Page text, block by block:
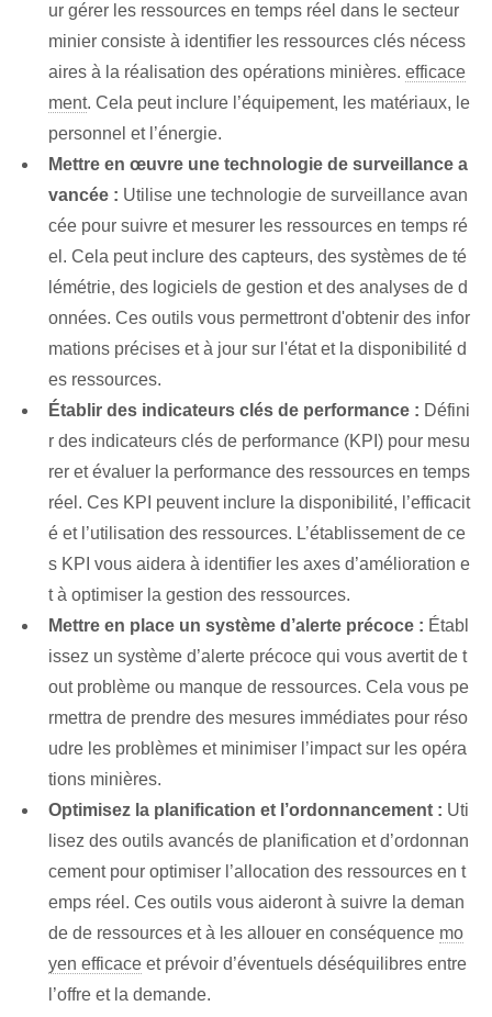
ur gérer les ressources en temps réel dans le secteur
minier consiste à identifier les ressources clés nécess
aires à la réalisation des opérations minières. efficace
ment. Cela peut inclure l’équipement, les matériaux, le
personnel et l’énergie.
Mettre en œuvre une technologie de surveillance a
vancée : Utilise une technologie de surveillance avan
cée pour suivre et mesurer les ressources en temps ré
el. Cela peut inclure des capteurs, des systèmes de té
lémétrie, des logiciels de gestion et des analyses de d
onnées. Ces outils vous permettront d'obtenir des infor
mations précises et à jour sur l'état et la disponibilité d
es ressources.
Établir des indicateurs clés de performance : Défini
r des indicateurs clés de performance (KPI) pour mesu
rer et évaluer la performance des ressources en temps
réel. Ces KPI peuvent inclure la disponibilité, l’efficacit
é et l’utilisation des ressources. L’établissement de ce
s KPI vous aidera à identifier les axes d’amélioration e
t à optimiser la gestion des ressources.
Mettre en place un système d’alerte précoce : Établ
issez un système d’alerte précoce qui vous avertit de t
out problème ou manque de ressources. Cela vous pe
rmettra de prendre des mesures immédiates pour réso
udre les problèmes et minimiser l’impact sur les opéra
tions minières.
Optimisez la planification et l’ordonnancement : Uti
lisez des outils avancés de planification et d’ordonnan
cement pour optimiser l’allocation des ressources en t
emps réel. Ces outils vous aideront à suivre la deman
de de ressources et à les allouer en conséquence mo
yen efficace et prévoir d’éventuels déséquilibres entre
l’offre et la demande.